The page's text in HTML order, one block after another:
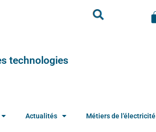
technologies
Actualités Métiers de l’électricité